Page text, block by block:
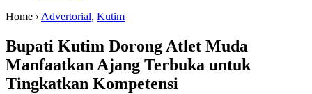
Home › Advertorial, Kutim
Bupati Kutim Dorong Atlet Muda
Manfaatkan Ajang Terbuka untuk
Tingkatkan Kompetensi